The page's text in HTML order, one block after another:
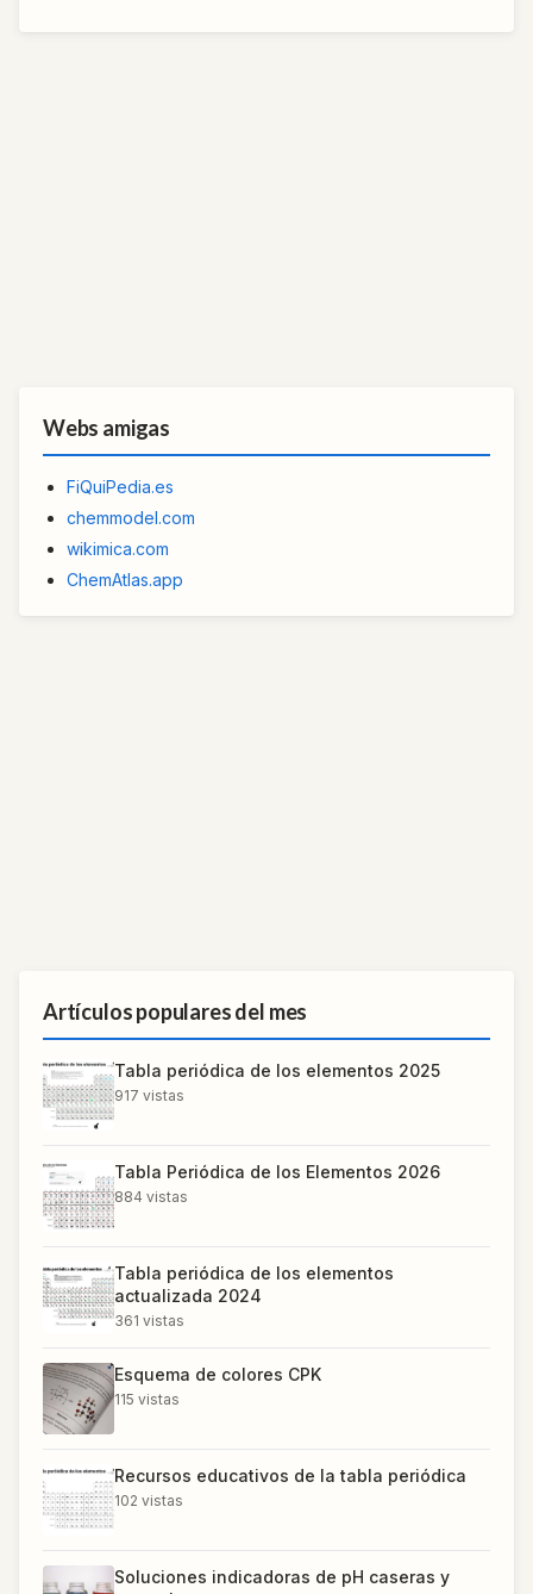
Webs amigas
FiQuiPedia.es
chemmodel.com
wikimica.com
ChemAtlas.app
Artículos populares del mes
Tabla periódica de los elementos 2025
917 vistas
Tabla Periódica de los Elementos 2026
884 vistas
Tabla periódica de los elementos
actualizada 2024
361 vistas
Esquema de colores CPK
115 vistas
Recursos educativos de la tabla periódica
102 vistas
Soluciones indicadoras de pH caseras y